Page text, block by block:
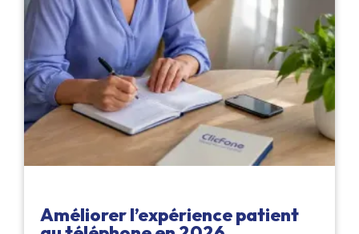
Améliorer l’expérience patient